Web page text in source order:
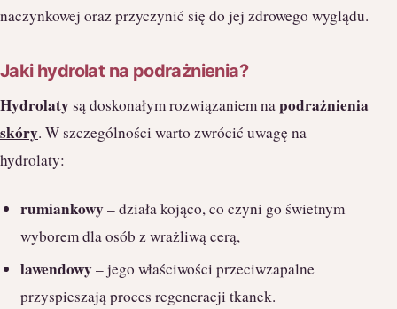
naczynkowej oraz przyczynić się do jej zdrowego wyglądu.
Jaki hydrolat na podrażnienia?
Hydrolaty są doskonałym rozwiązaniem napodrażnienia
skóry. W szczególności warto zwrócić uwagę na
hydrolaty:
rumiankowy– działa kojąco, co czyni go świetnym
wyborem dla osób z wrażliwą cerą,
lawendowy– jego właściwości przeciwzapalne
przyspieszają proces regeneracji tkanek.